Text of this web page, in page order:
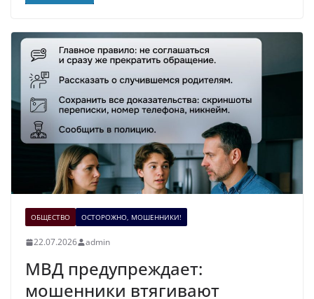
ОБЩЕСТВО ОСТОРОЖНО, МОШЕННИКИ!
22.07.2026 admin
МВД предупреждает:
мошенники втягивают